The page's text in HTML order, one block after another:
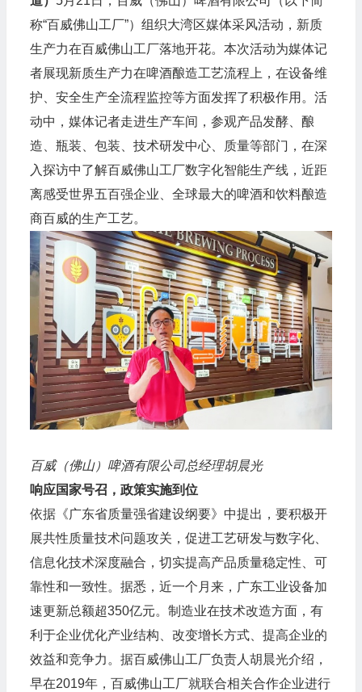
称“百威佛山工厂”）组织大湾区媒体采风活动，新质
生产力在百威佛山工厂落地开花。本次活动为媒体记
者展现新质生产力在啤酒酿造工艺流程上，在设备维
护、安全生产全流程监控等方面发挥了积极作用。活
动中，媒体记者走进生产车间，参观产品发酵、酿
造、瓶装、包装、技术研发中心、质量等部门，在深
入探访中了解百威佛山工厂数字化智能生产线，近距
离感受世界五百强企业、全球最大的啤酒和饮料酿造
商百威的生产工艺。
百威（佛山）啤酒有限公司总经理胡晨光
响应国家号召，政策实施到位
依据《广东省质量强省建设纲要》中提出，要积极开
展共性质量技术问题攻关，促进工艺研发与数字化、
信息化技术深度融合，切实提高产品质量稳定性、可
靠性和一致性。据悉，近一个月来，广东工业设备加
速更新总额超350亿元。制造业在技术改造方面，有
利于企业优化产业结构、改变增长方式、提高企业的
效益和竞争力。据百威佛山工厂负责人胡晨光介绍，
早在2019年，百威佛山工厂就联合相关合作企业进行